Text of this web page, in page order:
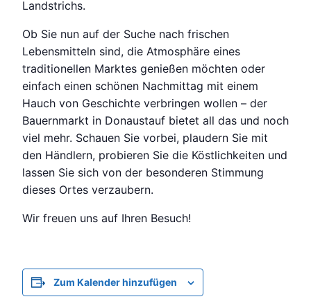
Landstrichs.
Ob Sie nun auf der Suche nach frischen
Lebensmitteln sind, die Atmosphäre eines
traditionellen Marktes genießen möchten oder
einfach einen schönen Nachmittag mit einem
Hauch von Geschichte verbringen wollen – der
Bauernmarkt in Donaustauf bietet all das und noch
viel mehr. Schauen Sie vorbei, plaudern Sie mit
den Händlern, probieren Sie die Köstlichkeiten und
lassen Sie sich von der besonderen Stimmung
dieses Ortes verzaubern.
Wir freuen uns auf Ihren Besuch!
Zum Kalender hinzufügen